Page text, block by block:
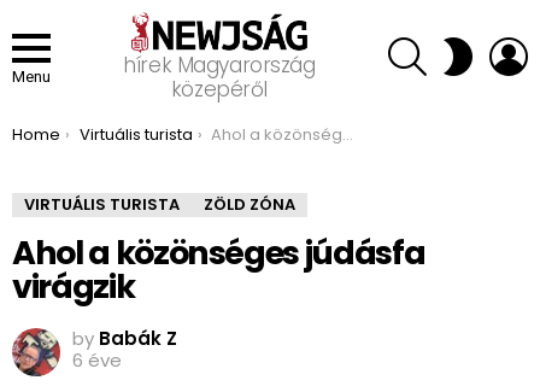
Menu
hírek Magyarország
közepéről
SEARCH SWITCH
SKIN
You are here:
Home Virtuális turista Ahol a közönséges júdásfa virágzik
VIRTUÁLIS TURISTA ZÖLD ZÓNA
Ahol a közönséges júdásfa
virágzik
by Babák Z
6 éve